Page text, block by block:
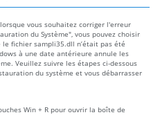
vous souhaitez corriger l'erreur
du Système", vous pouvez choisir
fichier sampli35.dll n’était pas été
à une date antérieure annule les
Veuillez suivre les étapes ci-dessous
du système et vous débarrasser
Win + R pour ouvrir la boîte de